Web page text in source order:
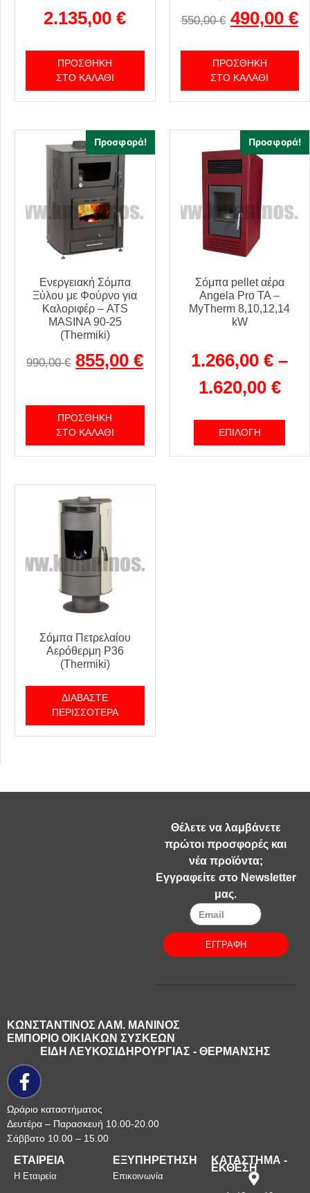
2.135,00€
ΠΡΟΣΘΉΚΗ
ΣΤΟ ΚΑΛΆΘΙ
550,00€ 490,00 €
ΠΡΟΣΘΉΚΗ
ΣΤΟ ΚΑΛΆΘΙ
Προσφορά!
Ενεργειακή Σόμπα
Ξύλου με Φούρνο για
Καλοριφέρ – ATS
MASINA 90-25
(Thermiki)
990,00€ 855,00€
ΠΡΟΣΘΉΚΗ
ΣΤΟ ΚΑΛΆΘΙ
Προσφορά!
Σόμπα pellet αέρα
Angela Pro TA –
MyTherm 8,10,12,14
kW
1.266,00€ –
1.620,00 €
ΕΠΙΛΟΓΉ
Σόμπα Πετρελαίου
Αερόθερμη P36
(Thermiki)
ΔΙΑΒΆΣΤΕ
ΠΕΡΙΣΣΌΤΕΡΑ
Θέλετε να λαμβάνετε
πρώτοι προσφορές και
νέα προϊόντα;
Εγγραφείτε στο Newsletter
μας.
ΕΓΓΡΑΦΗ
ΚΩΝΣΤΑΝΤΙΝΟΣ ΛΑΜ. ΜΑΝΙΝΟΣ
ΕΜΠΟΡΙΟ ΟΙΚΙΑΚΩΝ ΣΥΣΚΕΩΝ
ΕΙΔΗ ΛΕΥΚΟΣΙΔΗΡΟΥΡΓΙΑΣ - ΘΕΡΜΑΝΣΗΣ
Ωράριο καταστήματος
Δευτέρα – Παρασκευή 10.00-20.00
Σάββατο 10.00 – 15.00
ΕΤΑΙΡΕΙΑ
Η Εταιρεία
ΕΞΥΠΗΡΕΤΗΣΗ
Επικοινωνία
ΚΑΤΑΣΤΗΜΑ -
ΕΚΘΕΣΗ